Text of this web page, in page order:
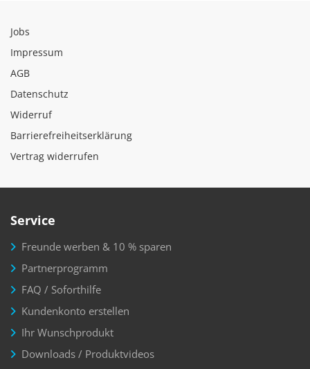
Jobs
Impressum
AGB
Datenschutz
Widerruf
Barrierefreiheitserklärung
Vertrag widerrufen
Service
Freunde werben & 10 % sparen
Partnerprogramm
FAQ / Soforthilfe
Kundenkonto erstellen
Ihr Wunschprodukt
Downloads / Produktvideos